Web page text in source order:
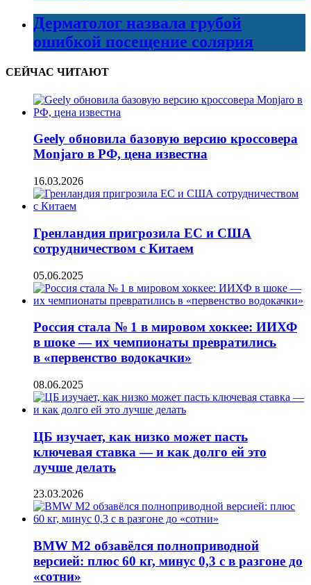
Дерматолог назвала грубой
ошибкой посещение солярия
СЕЙЧАС ЧИТАЮТ
Geely обновила базовую версию кроссовера
Monjaro в РФ, цена известна
16.03.2026
Гренландия пригрозила ЕС и США
сотрудничеством с Китаем
05.06.2025
Россия стала № 1 в мировом хоккее: ИИХФ
в шоке — их чемпионаты превратились
в «первенство водокачки»
08.06.2025
ЦБ изучает, как низко может пасть
ключевая ставка — и как долго ей это
лучше делать
23.03.2026
BMW M2 обзавёлся полноприводной
версией: плюс 60 кг, минус 0,3 с в разгоне до
«сотни»